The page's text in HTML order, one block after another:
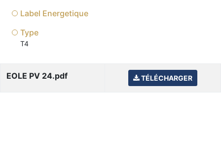
Label Energetique
Type
T4
EOLE PV 24.pdf TÉLÉCHARGER